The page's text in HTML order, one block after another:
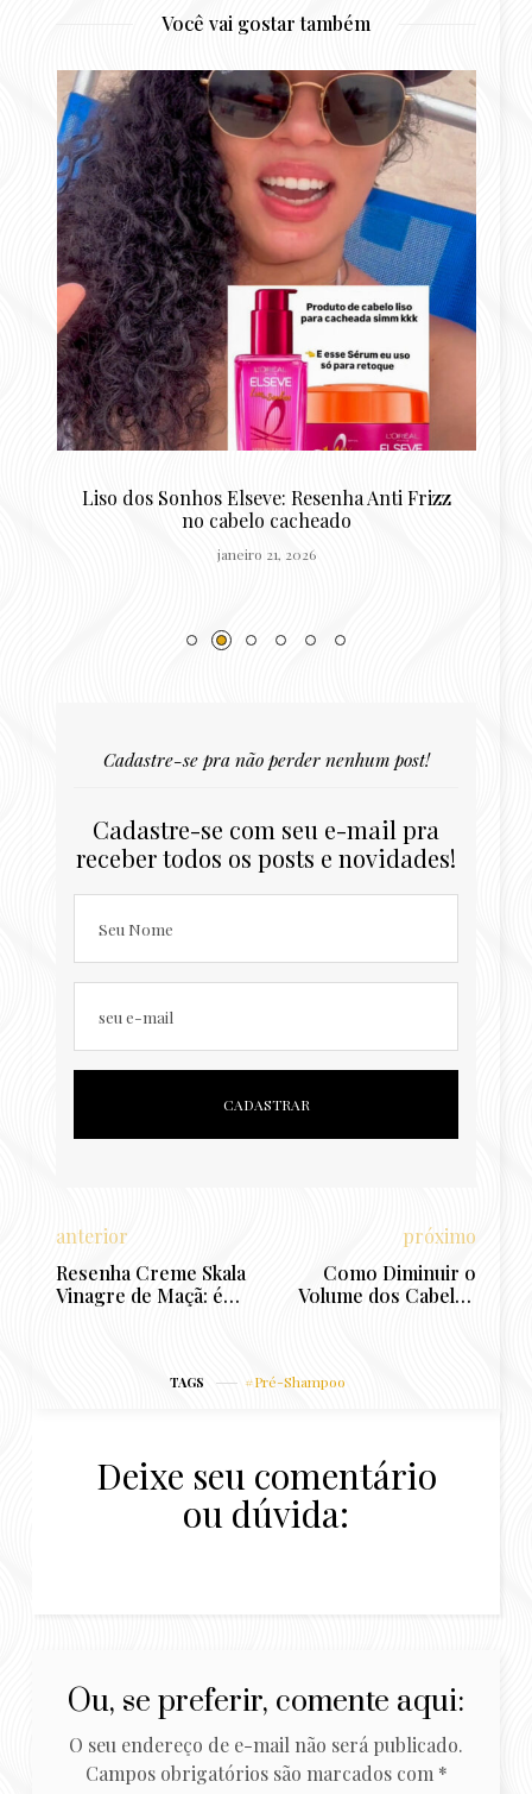
Você vai gostar também
Resenha Reconstrução Potente Niely Gold:
queratina para cabelos danificados
outubro 22, 2025
Cadastre-se pra não perder nenhum post!
Cadastre-se com seu e-mail pra
receber todos os posts e novidades!
Seu Nome
seu e-mail
anterior
Resenha Creme Skala
Vinagre de Maçã: é
próximo
Como Diminuir o
Volume dos Cabelos
TAGS Pré-Shampoo
Deixe seu comentário
ou dúvida:
Ou, se preferir, comente aqui:
O seu endereço de e-mail não será publicado.
Campos obrigatórios são marcados com *